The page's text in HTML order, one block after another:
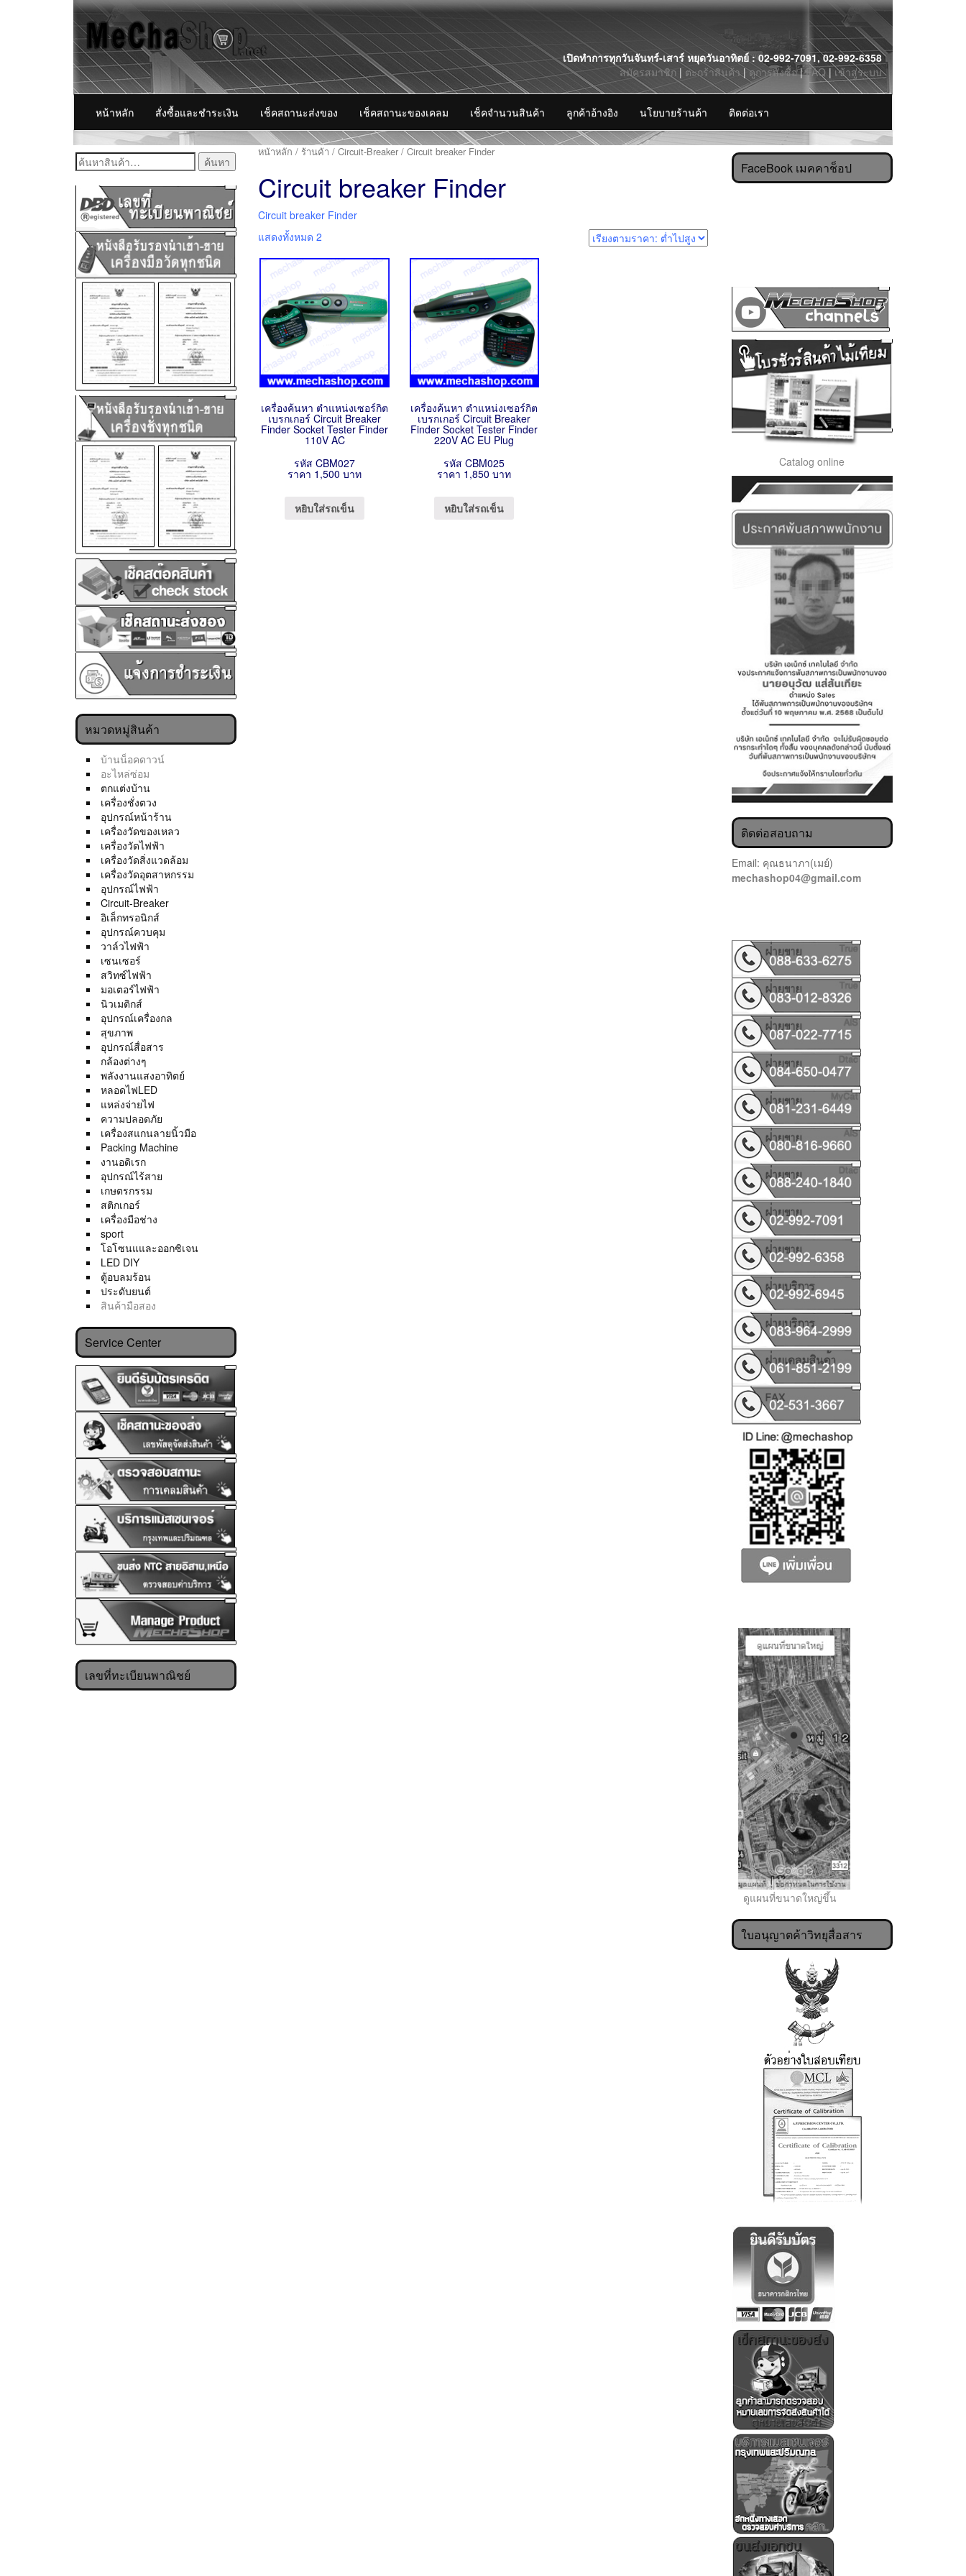
Skip
to
content
เปิดทำการทุกวันจันทร์-เสาร์ หยุดวันอาทิตย์ : 02-992-7091, 02-992-6358
สมัครสมาชิก | ตะกร้าสินค้า|ดูการสั่งซื้อ|FAQ | เข้าสู่ระบบ
หน้าหลัก สั่งซื้อและชำระเงิน เช็คสถานะส่งของ เช็คสถานะของเคลม เช็คจำนวนสินค้า ลูกค้าอ้างอิง นโยบายร้านค้า ติดต่อเรา
ค้นหา:
หมวดหมู่สินค้า
บ้านน็อคดาวน์
อะไหล่ซ่อม
ตกแต่งบ้าน
เครื่องชั่งตวง
อุปกรณ์หน้าร้าน
เครื่องวัดของเหลว
เครื่องวัดไฟฟ้า
เครื่องวัดสิ่งแวดล้อม
เครื่องวัดอุตสาหกรรม
อุปกรณ์ไฟฟ้า
Circuit-Breaker
อิเล็กทรอนิกส์
อุปกรณ์ควบคุม
วาล์วไฟฟ้า
เซนเซอร์
สวิทซ์ไฟฟ้า
มอเตอร์ไฟฟ้า
นิวเมติกส์
อุปกรณ์เครื่องกล
สุขภาพ
อุปกรณ์สื่อสาร
กล้องต่างๆ
พลังงานแสงอาทิตย์
หลอดไฟLED
แหล่งจ่ายไฟ
ความปลอดภัย
เครื่องสแกนลายนิ้วมือ
Packing Machine
งานอดิเรก
อุปกรณ์ไร้สาย
เกษตรกรรม
สติกเกอร์
เครื่องมือช่าง
sport
โอโซนแและออกซิเจน
LED DIY
ตู้อบลมร้อน
ประดับยนต์
สินค้ามือสอง
Service Center
เลขที่ทะเบียนพาณิชย์
หน้าหลัก / ร้านค้า /Circuit-Breaker / Circuit breaker Finder
Circuit breaker Finder
Circuit breaker Finder
แสดงทั้งหมด 2
เครื่องค้นหา ตำแหน่งเซอร์กิต
เบรกเกอร์ Circuit Breaker
Finder Socket Tester Finder
110V AC
รหัส CBM027
ราคา 1,500 บาท
หยิบใส่รถเข็น
เครื่องค้นหา ตำแหน่งเซอร์กิต
เบรกเกอร์ Circuit Breaker
Finder Socket Tester Finder
220V AC EU Plug
รหัส CBM025
ราคา 1,850 บาท
หยิบใส่รถเข็น
FaceBook เมคคาช็อป
Catalog online
ติดต่อสอบถาม
Email: คุณธนาภา(เมย์)
mechashop04@gmail.com
ดูแผนที่ขนาดใหญ่ขึ้น
ใบอนุญาตค้าวิทยุสื่อสาร